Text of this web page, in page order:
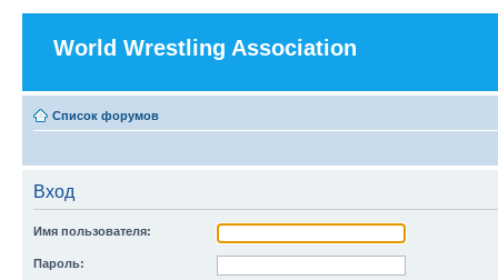
World Wrestling Association
Список форумов
Вход
Имя пользователя:
Пароль: